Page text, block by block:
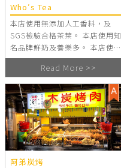
喝的甜度，祥伯老闆可是無話可
說的厲害。 另有當另的新鮮柳丁
汁，現渣現賣。
Who′s Tea
本店使用無添加人工香料，及
SGS檢驗合格茶葉。 本店使用知
名品牌鮮奶及養樂多。 本店使用
新鮮檸檬、金桔現點現壓，絕不
添加任何濃縮汁。 本店使用RO純
水冰塊。還有什麼比這更感動，
更多驚喜都在( 誰的茶 )。
Read More >>
阿弟炭烤